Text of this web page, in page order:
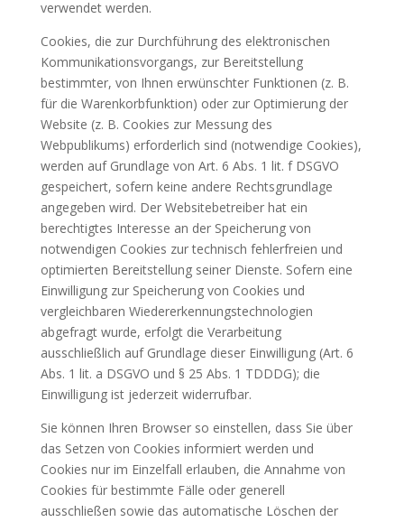
verwendet werden.
Cookies, die zur Durchführung des elektronischen
Kommunikationsvorgangs, zur Bereitstellung
bestimmter, von Ihnen erwünschter Funktionen (z. B.
für die Warenkorbfunktion) oder zur Optimierung der
Website (z. B. Cookies zur Messung des
Webpublikums) erforderlich sind (notwendige Cookies),
werden auf Grundlage von Art. 6 Abs. 1 lit. f DSGVO
gespeichert, sofern keine andere Rechtsgrundlage
angegeben wird. Der Websitebetreiber hat ein
berechtigtes Interesse an der Speicherung von
notwendigen Cookies zur technisch fehlerfreien und
optimierten Bereitstellung seiner Dienste. Sofern eine
Einwilligung zur Speicherung von Cookies und
vergleichbaren Wiedererkennungstechnologien
abgefragt wurde, erfolgt die Verarbeitung
ausschließlich auf Grundlage dieser Einwilligung (Art. 6
Abs. 1 lit. a DSGVO und § 25 Abs. 1 TDDDG); die
Einwilligung ist jederzeit widerrufbar.
Sie können Ihren Browser so einstellen, dass Sie über
das Setzen von Cookies informiert werden und
Cookies nur im Einzelfall erlauben, die Annahme von
Cookies für bestimmte Fälle oder generell
ausschließen sowie das automatische Löschen der